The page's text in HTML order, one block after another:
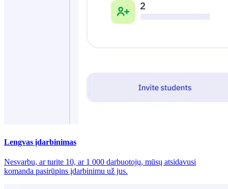
Lengvas įdarbinimas
Nesvarbu, ar turite 10, ar 1 000 darbuotojų, mūsų atsidavusi
komanda pasirūpins įdarbinimu už jus.